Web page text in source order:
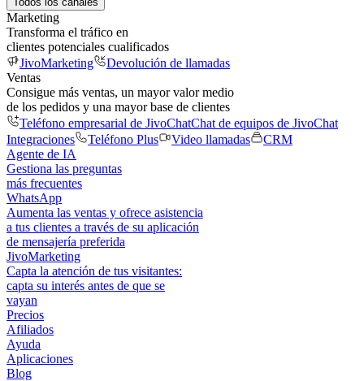
Marketing
Transforma el tráfico en
clientes potenciales cualificados
JivoMarketing
Devolución de llamadas
Ventas
Consigue más ventas, un mayor valor medio
de los pedidos y una mayor base de clientes
Teléfono empresarial de JivoChatChat de equipos de JivoChat
Integraciones
Teléfono Plus Video llamadas
CRM
Agente de IA
Gestiona las preguntas
más frecuentes
WhatsApp
Aumenta las ventas y ofrece asistencia
a tus clientes a través de su aplicación
de mensajería preferida
JivoMarketing
Capta la atención de tus visitantes:
capta su interés antes de que se
vayan
Precios
Afiliados
Ayuda
Aplicaciones
Blog